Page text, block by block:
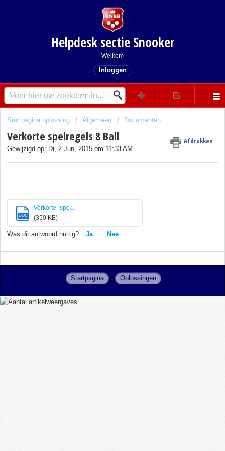
Helpdesk sectie Snooker
Welkom
Inloggen
Startpagina oplossing Algemeen Documenten
Verkorte spelregels 8 Ball Afdrukken
Gewijzigd op: Di, 2 Jun, 2015 om 11:33 AM
DOC
Verkorte_spe...
(350 KB)
Was dit antwoord nuttig? Ja Nee
Startpagina Oplossingen